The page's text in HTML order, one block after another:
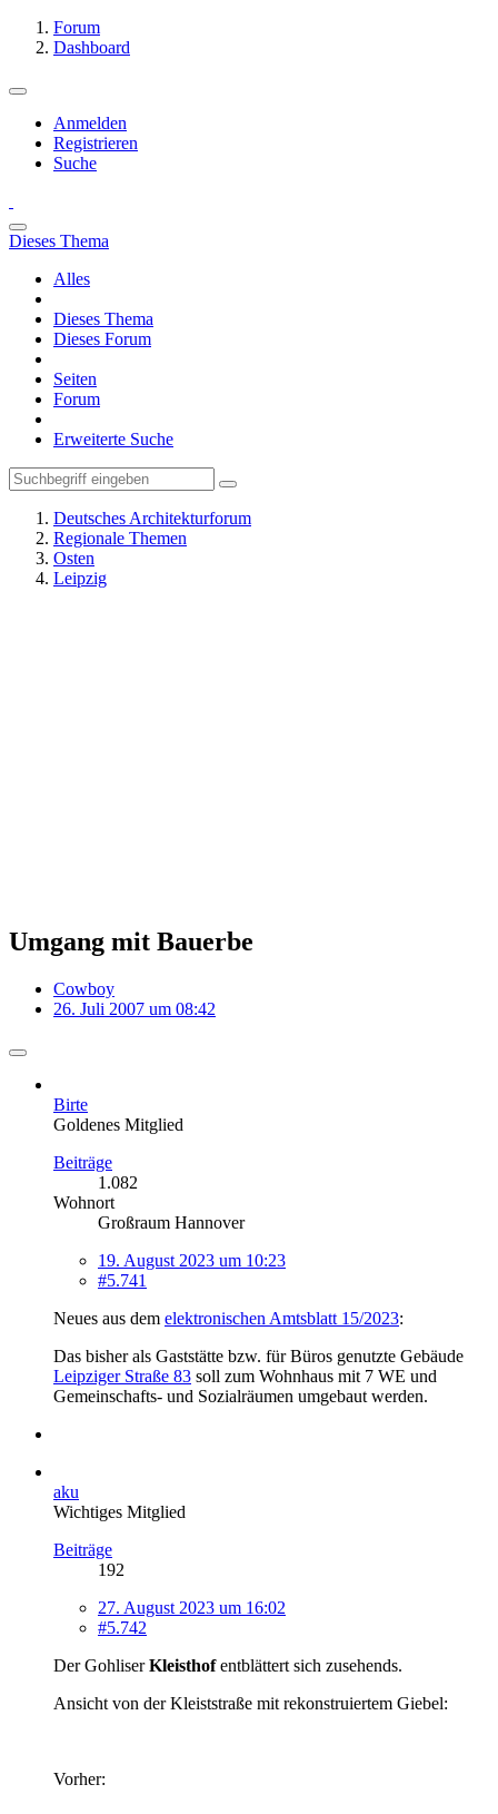
Forum
Dashboard
Anmelden
Registrieren
Suche
Dieses Thema
Alles
Dieses Thema
Dieses Forum
Seiten
Forum
Erweiterte Suche
Deutsches Architekturforum
Regionale Themen
Osten
Leipzig
Umgang mit Bauerbe
Cowboy
26. Juli 2007 um 08:42
Birte
Goldenes Mitglied
Beiträge
1.082
Wohnort
Großraum Hannover
19. August 2023 um 10:23
#5.741
Neues aus dem elektronischen Amtsblatt 15/2023:
Das bisher als Gaststätte bzw. für Büros genutzte Gebäude
Leipziger Straße 83 soll zum Wohnhaus mit 7 WE und
Gemeinschafts- und Sozialräumen umgebaut werden.
aku
Wichtiges Mitglied
Beiträge
192
27. August 2023 um 16:02
#5.742
Der GohliserKleisthofentblättert sich zusehends.
Ansicht von der Kleiststraße mit rekonstruiertem Giebel:
Vorher: